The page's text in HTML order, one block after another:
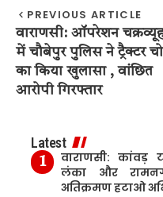
PREVIOUS ARTICLE
वाराणसी: ऑपरेशन
में चौबेपुर पुलिस ने ट्रैक्टर
का किया खुलासा , वांछित
आरोपी गिरफ्तार
Latest
वाराणसी: कांवड़
लंका और
अतिक्रमण हटाओ